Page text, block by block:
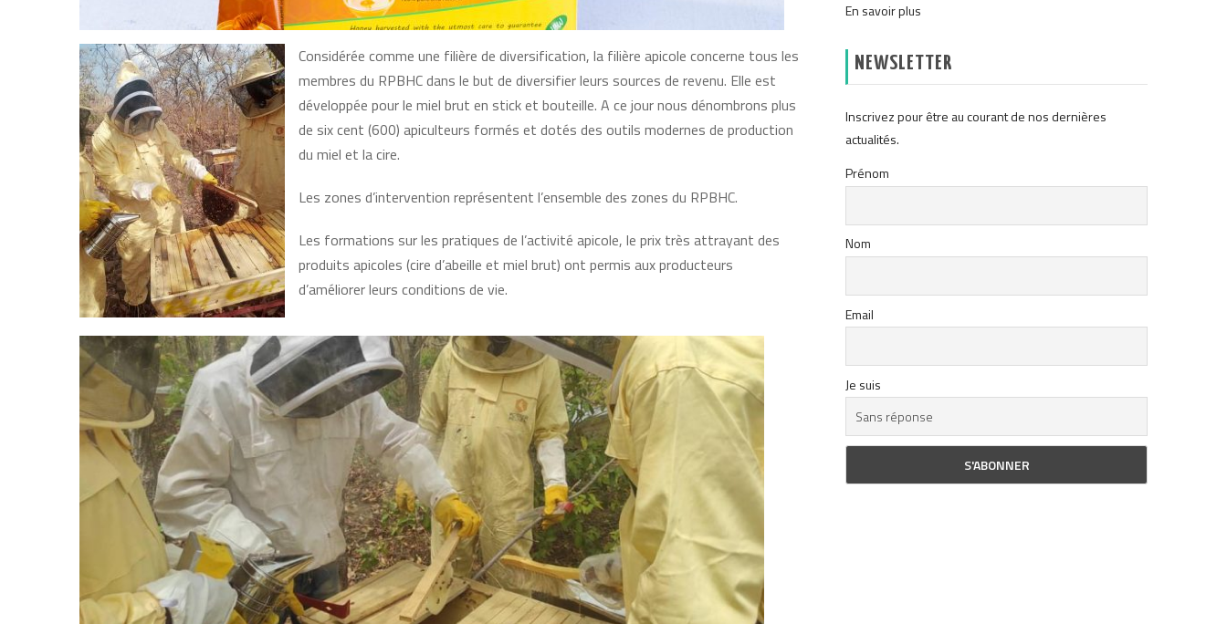
Considérée comme une filière de diversification, la filière apicole concerne tous les
membres du RPBHC dans le but de diversifier leurs sources de revenu. Elle est
développée pour le miel brut en stick et bouteille. A ce jour nous dénombrons plus
de six cent (600) apiculteurs formés et dotés des outils modernes de production
du miel et la cire.
Les zones d’intervention représentent l’ensemble des zones du RPBHC.
Les formations sur les pratiques de l’activité apicole, le prix très attrayant des
produits apicoles (cire d’abeille et miel brut) ont permis aux producteurs
d’améliorer leurs conditions de vie.
En savoir plus
NEWSLETTER
Inscrivez pour être au courant de nos dernières
actualités.
Prénom
Nom
Email
Je suis